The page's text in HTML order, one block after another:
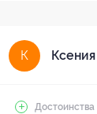
К Ксения
Достоинства